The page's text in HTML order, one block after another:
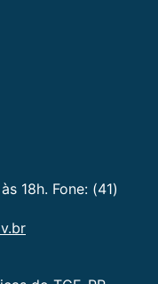
18h. Fone: (41)